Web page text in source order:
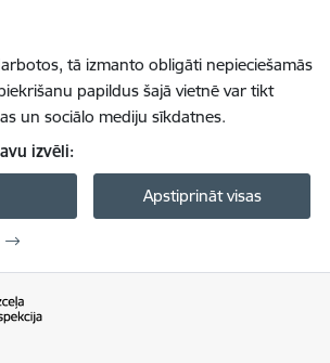
tā izmanto obligāti nepieciešamās
papildus šajā vietnē var tikt
un sociālo mediju sīkdatnes.
izvēli:
Apstiprināt visas